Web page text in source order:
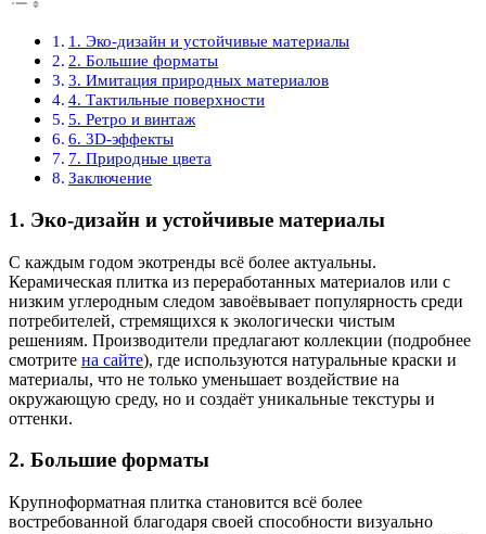
1. Эко-дизайн и устойчивые материалы
2. Большие форматы
3. Имитация природных материалов
4. Тактильные поверхности
5. Ретро и винтаж
6. 3D-эффекты
7. Природные цвета
Заключение
1. Эко-дизайн и устойчивые материалы
С каждым годом экотренды всё более актуальны.
Керамическая плитка из переработанных материалов или с
низким углеродным следом завоёвывает популярность среди
потребителей, стремящихся к экологически чистым
решениям. Производители предлагают коллекции (подробнее
смотрите на сайте), где используются натуральные краски и
материалы, что не только уменьшает воздействие на
окружающую среду, но и создаёт уникальные текстуры и
оттенки.
2. Большие форматы
Крупноформатная плитка становится всё более
востребованной благодаря своей способности визуально